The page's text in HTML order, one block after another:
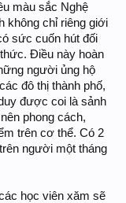
màu sắc Nghệ
không chỉ riêng giới
sức cuốn hút đối
Điều này hoàn
người ủng hộ
đô thị thành phố,
được coi là sảnh
phong cách,
trên cơ thể. Có 2
người một tháng
học viên xăm sẽ